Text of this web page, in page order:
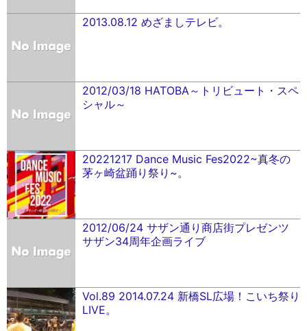
2013.08.12 めざましテレビ。
2012/03/18 HATOBA～トリビュート・スペ
シャル～
20221217 Dance Music Fes2022~真冬の
茅ヶ崎盆踊り祭り~。
2012/06/24 サザン通り商店街プレゼンツ
サザン34周年企画ライブ
Vol.89 2014.07.24 新橋SL広場！こいち祭り
LIVE。